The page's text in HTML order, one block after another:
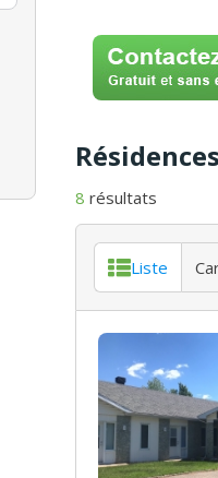
8 résultats
Liste